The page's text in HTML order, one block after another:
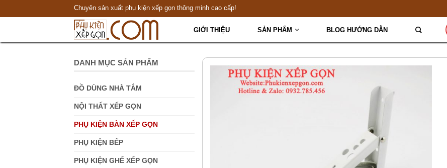
Chuyên sản xuất phụ kiện xếp gọn thông minh cao cấp!
GIỚI THIỆU SẢN PHẨM BLOG HƯỚNG DẪN
DANH MỤC SẢN PHẨM
ĐỒ DÙNG NHÀ TẮM
NỘI THẤT XẾP GỌN
PHỤ KIỆN BÀN XẾP GỌN
PHỤ KIỆN BẾP
PHỤ KIỆN GHẾ XẾP GỌN